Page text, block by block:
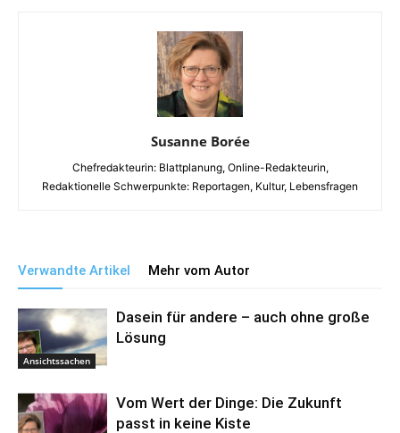
Susanne Borée
Chefredakteurin: Blattplanung, Online-Redakteurin,
Redaktionelle Schwerpunkte: Reportagen, Kultur, Lebensfragen
Verwandte Artikel Mehr vom Autor
Ansichtssachen
Dasein für andere – auch ohne große
Lösung
Vom Wert der Dinge: Die Zukunft
passt in keine Kiste